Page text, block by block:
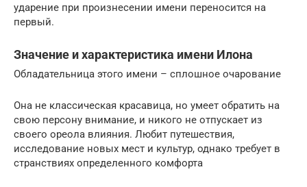
ударение при произнесении имени переносится на
первый.
Значение и характеристика имени Илона
Обладательница этого имени – сплошное очарование
Она не классическая красавица, но умеет обратить на
свою персону внимание, и никого не отпускает из
своего ореола влияния. Любит путешествия,
исследование новых мест и культур, однако требует в
странствиях определенного комфорта